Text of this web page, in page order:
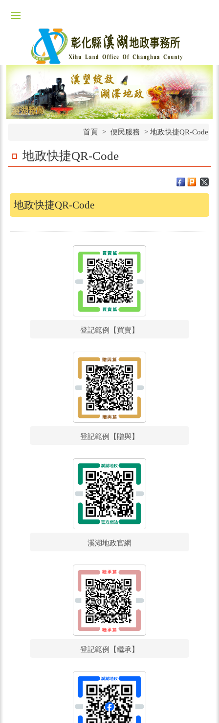
首頁 > 便民服務 >地政快捷QR-Code
地政快捷QR-Code
地政快捷QR-Code
登記範例【買賣】
登記範例【贈與】
溪湖地政官網
登記範例【繼承】